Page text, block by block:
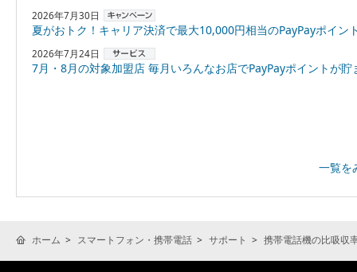
2026年7月30日
夏がおトク！キャリア決済で最大10,000円相当のPayPayポイントプレゼント
2026年7月24日
7月・8月の対象加盟店 毎月いろんなお店でPayPayポイントが貯まる！「スーパーPayPayクーポ
一覧を
ホーム スマートフォン・携帯電話 サポート 携帯電話機の比吸収